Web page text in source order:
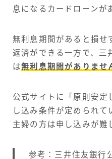
息になるカードローンが
無利息期間があると損せ
返済ができる一方で、三
は無利息期間がありませ
公式サイトに「原則安定
し込み条件が定められ
主婦の方は申し込みが難
参考：三井住友銀行